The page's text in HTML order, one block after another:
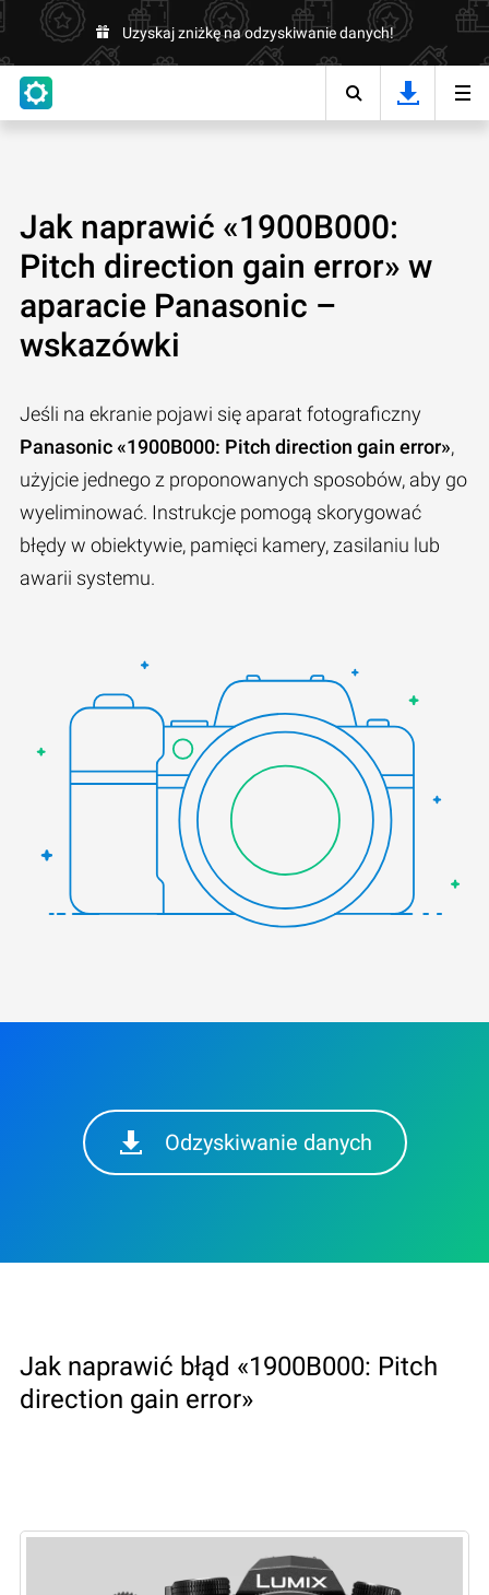
Uzyskaj zniżkę na odzyskiwanie danych!
Jak naprawić «1900B000:
Pitch direction gain error» w
aparacie Panasonic –
wskazówki
Jeśli na ekranie pojawi się aparat fotograficzny
Panasonic «1900B000: Pitch direction gain error»,
użyjcie jednego z proponowanych sposobów, aby go
wyeliminować. Instrukcje pomogą skorygować
błędy w obiektywie, pamięci kamery, zasilaniu lub
awarii systemu.
Odzyskiwanie danych
Jak naprawić błąd «1900B000: Pitch
direction gain error»